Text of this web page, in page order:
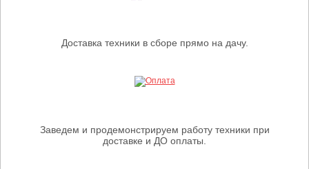
Доставка техники в сборе прямо на дачу.
Заведем и продемонстрируем работу техники при
доставке и ДО оплаты.